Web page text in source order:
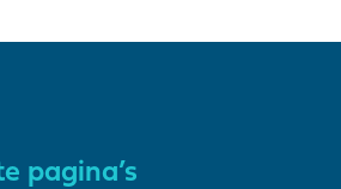
pagina’s